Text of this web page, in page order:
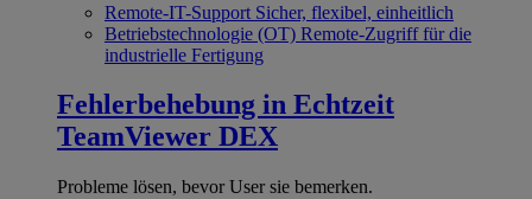
Remote-IT-Support Sicher, flexibel, einheitlich
Betriebstechnologie (OT) Remote-Zugriff für die
industrielle Fertigung
Fehlerbehebung in Echtzeit
TeamViewer DEX
Probleme lösen, bevor User sie bemerken.